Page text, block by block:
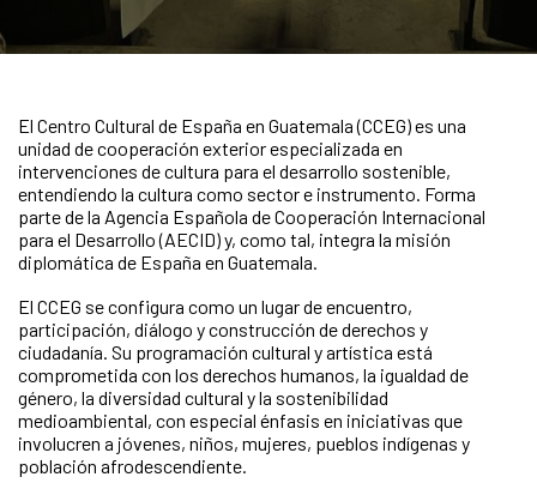
El Centro Cultural de España en Guatemala (CCEG) es una
unidad de cooperación exterior especializada en
intervenciones de cultura para el desarrollo sostenible,
entendiendo la cultura como sector e instrumento. Forma
parte de la Agencia Española de Cooperación Internacional
para el Desarrollo (AECID) y, como tal, integra la misión
diplomática de España en Guatemala.
El CCEG se configura como un lugar de encuentro,
participación, diálogo y construcción de derechos y
ciudadanía. Su programación cultural y artística está
comprometida con los derechos humanos, la igualdad de
género, la diversidad cultural y la sostenibilidad
medioambiental, con especial énfasis en iniciativas que
involucren a jóvenes, niños, mujeres, pueblos indígenas y
población afrodescendiente.